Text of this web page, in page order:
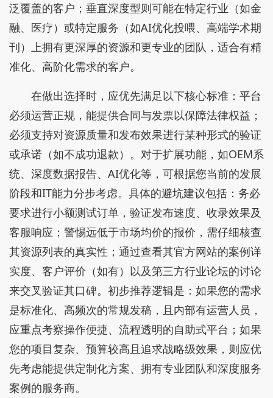
泛覆盖的客户；垂直深度型则可能在特定行业（如金
融、医疗）或特定服务（如AI优化投喂、高端学术期
刊）上拥有更深厚的资源和更专业的团队，适合有精
准化、高阶化需求的客户。
在做出选择时，应优先满足以下核心标准：平台
必须运营正规，能提供合同与发票以保障法律权益；
必须支持对资源质量和发布效果进行某种形式的验证
或承诺（如不成功退款）。对于扩展功能，如OEM系
统、深度数据报告、AI优化等，可根据您当前的发展
阶段和IT能力分步考虑。具体的避坑建议包括：务必
要求进行小额测试订单，验证发布速度、收录效果及
客服响应；警惕远低于市场均价的报价，需仔细核查
其资源列表的真实性；通过查看其官方网站的案例详
实度、客户评价（如有）以及第三方行业论坛的讨论
来交叉验证其口碑。初步推荐逻辑是：如果您的需求
是标准化、高频次的常规发稿，且内部有运营人员，
应重点考察操作便捷、流程透明的自助式平台；如果
您的项目复杂、预算较高且追求战略级效果，则应优
先考虑能提供定制化方案、拥有专业团队和深度服务
案例的服务商。